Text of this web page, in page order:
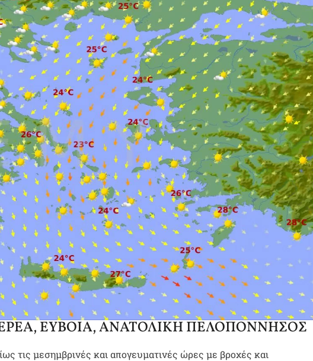
ΕΥΒΟΙΑ, ΑΝΑΤΟΛΙΚΗ ΠΕΛΟΠΟΝΝΗΣΟΣ
τις μεσημβρινές και απογευματινές ώρες με βροχές και